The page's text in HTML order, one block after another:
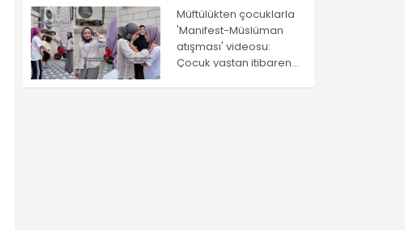
Müftülükten çocuklarla
'Manifest-Müslüman
atışması' videosu:
Çocuk yaştan itibaren